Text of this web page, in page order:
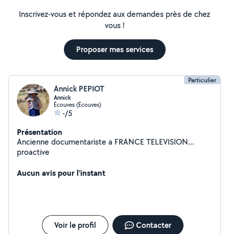
Inscrivez-vous et répondez aux demandes près de chez
vous !
Proposer mes services
Particulier
Annick PEPIOT
Annick
Écouves (Écouves)
-/5
Présentation
Ancienne documentariste a FRANCE TELEVISION...
proactive
Aucun avis pour l'instant
Voir le profil Contacter